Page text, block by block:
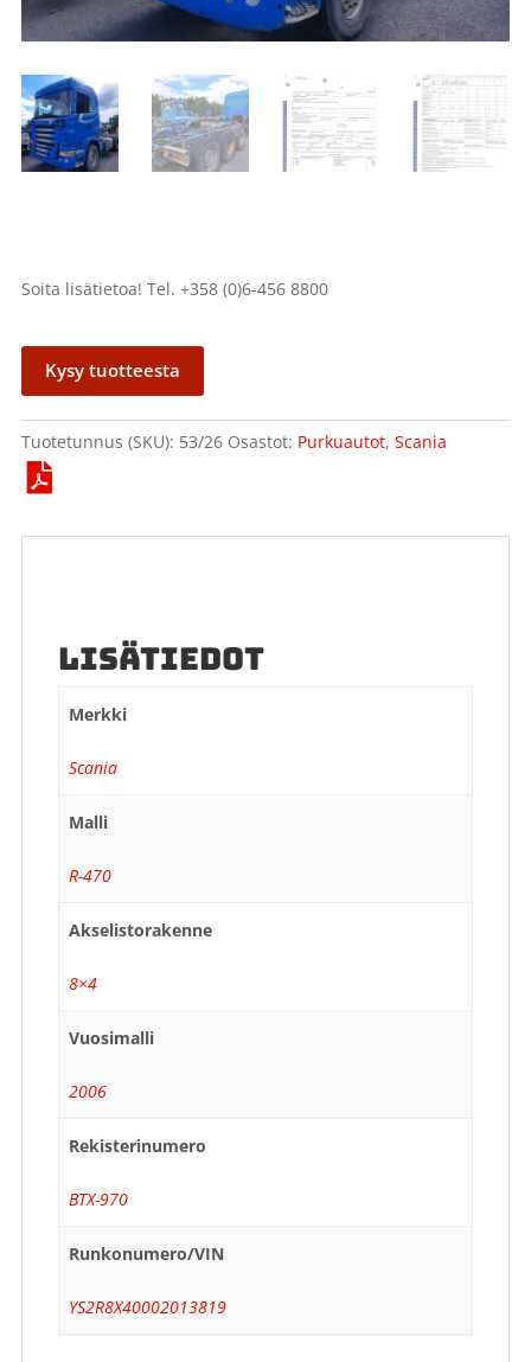
Soita lisätietoa! Tel. +358 (0)6-456 8800
Kysy tuotteesta
Tuotetunnus (SKU): 53/26 Osastot: Purkuautot, Scania
LISÄTIEDOT
Merkki
Scania
Malli
R-470
Akselistorakenne
8×4
Vuosimalli
2006
Rekisterinumero
BTX-970
Runkonumero/VIN
YS2R8X40002013819